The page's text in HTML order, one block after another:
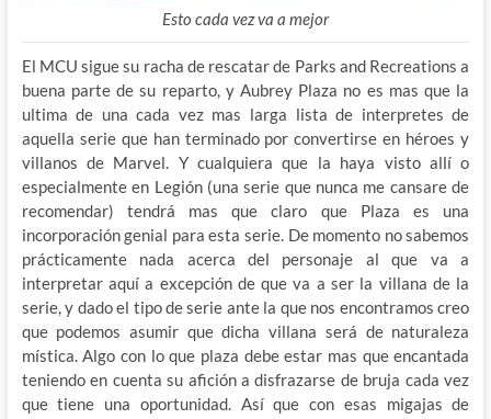
Esto cada vez va a mejor
El MCU sigue su racha de rescatar de Parks and Recreations a
buena parte de su reparto, y Aubrey Plaza no es mas que la
ultima de una cada vez mas larga lista de interpretes de
aquella serie que han terminado por convertirse en héroes y
villanos de Marvel. Y cualquiera que la haya visto allí o
especialmente en Legión (una serie que nunca me cansare de
recomendar) tendrá mas que claro que Plaza es una
incorporación genial para esta serie. De momento no sabemos
prácticamente nada acerca del personaje al que va a
interpretar aquí a excepción de que va a ser la villana de la
serie, y dado el tipo de serie ante la que nos encontramos creo
que podemos asumir que dicha villana será de naturaleza
mística. Algo con lo que plaza debe estar mas que encantada
teniendo en cuenta su afición a disfrazarse de bruja cada vez
que tiene una oportunidad. Así que con esas migajas de